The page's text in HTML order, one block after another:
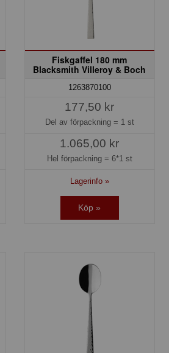
Fiskgaffel 180 mm
Blacksmith Villeroy & Boch
1263870100
177,50 kr
Del av förpackning = 1 st
1.065,00 kr
Hel förpackning = 6*1 st
Lagerinfo »
Köp »